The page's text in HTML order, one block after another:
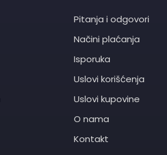
Pitanja i odgovori
Načini plaćanja
Isporuka
Uslovi korišćenja
Uslovi kupovine
O nama
Kontakt